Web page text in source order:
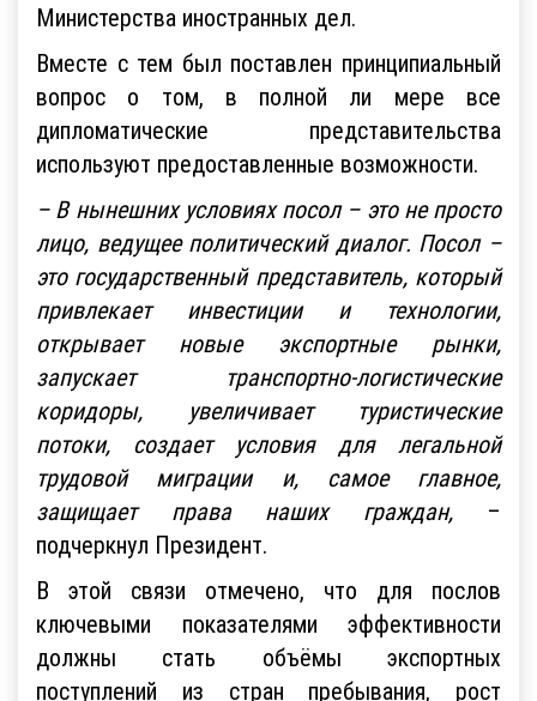
Министерства иностранных дел.
Вместе с тем был поставлен принципиальный
вопрос о том, в полной ли мере все
дипломатические представительства
используют предоставленные возможности.
– В нынешних условиях посол – это не просто
лицо, ведущее политический диалог. Посол –
это государственный представитель, который
привлекает инвестиции и технологии,
открывает новые экспортные рынки,
запускает транспортно-логистические
коридоры, увеличивает туристические
потоки, создает условия для легальной
трудовой миграции и, самое главное,
защищает права наших граждан, –
подчеркнул Президент.
В этой связи отмечено, что для послов
ключевыми показателями эффективности
должны стать объёмы экспортных
поступлений из стран пребывания, рост